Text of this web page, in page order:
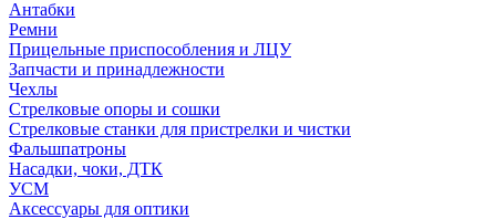
Антабки
Ремни
Прицельные приспособления и ЛЦУ
Запчасти и принадлежности
Чехлы
Стрелковые опоры и сошки
Стрелковые станки для пристрелки и чистки
Фальшпатроны
Насадки, чоки, ДТК
УСМ
Аксессуары для оптики